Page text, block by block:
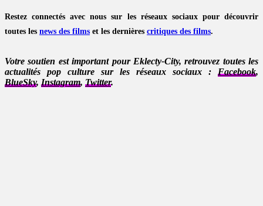
Restez connectés avec nous sur les réseaux sociaux pour découvrir
toutes les news des films et les dernières critiques des films.
Votre soutien est important pour Eklecty-City, retrouvez toutes les
actualités pop culture sur les réseaux sociaux : Facebook,
BlueSky, Instagram, Twitter.